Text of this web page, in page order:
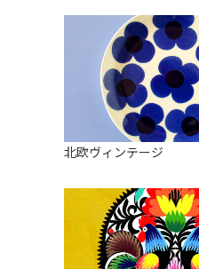
そば猪口・フリーカップ
ココット
薬味入れ
ミキシングボウル
すべて見る
オーナメント
クリーマー
バス・洗面用品
家具小物
小物入れ
アロマポット
バスケット
装飾用タイル・プレート
ペンダントトップ
すべて見る
北欧ヴィンテージ